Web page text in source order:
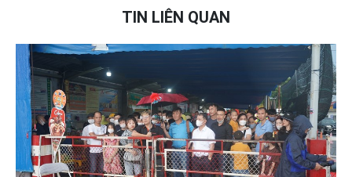
TIN LIÊN QUAN